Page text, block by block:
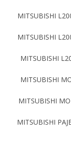
MITSUBISHI
MITSUBISHI
MITSUBISHI
MITSUBISHI
MITSUBISHI
MITSUBISHI